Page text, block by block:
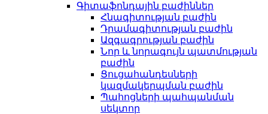
Գիտաֆոնդային բաժիններ
Հնագիտության բաժին
Դրամագիտության բաժին
Ազգագրության բաժին
Նոր և նորագույն պատմության
բաժին
Ցուցահանդեսների
կազմակերպման բաժին
Պահոցների պահպանման
սեկտոր